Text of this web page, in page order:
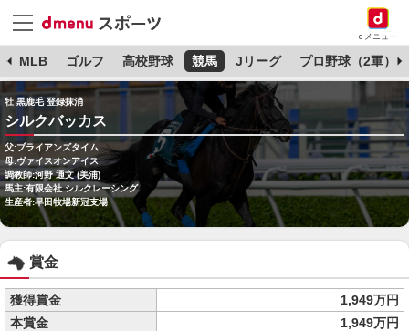
dメニュー
MLB ゴルフ 高校野球 競馬 Jリーグ プロ野球（2軍）
牡 黒鹿毛 登録抹消
シルクバッカス
父:ブライアンズタイム
母:ヴァイスオンアイス
調教師:河野 通文 (美浦)
馬主:有限会社 シルクレーシング
生産者:早田牧場新冠支場
賞金
獲得賞金
1,949万円
本賞金
1,949万円